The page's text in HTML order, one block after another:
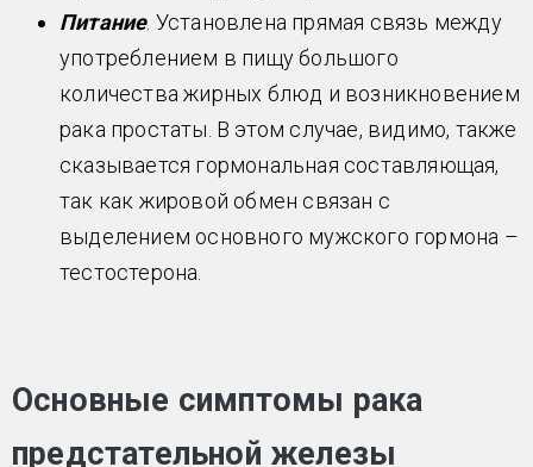
Питание. Установлена прямая связь между
употреблением в пищу большого
количества жирных блюд и возникновением
рака простаты. В этом случае, видимо, также
сказывается гормональная составляющая,
так как жировой обмен связан с
выделением основного мужского гормона –
тестостерона.
Основные симптомы рака
предстательной железы